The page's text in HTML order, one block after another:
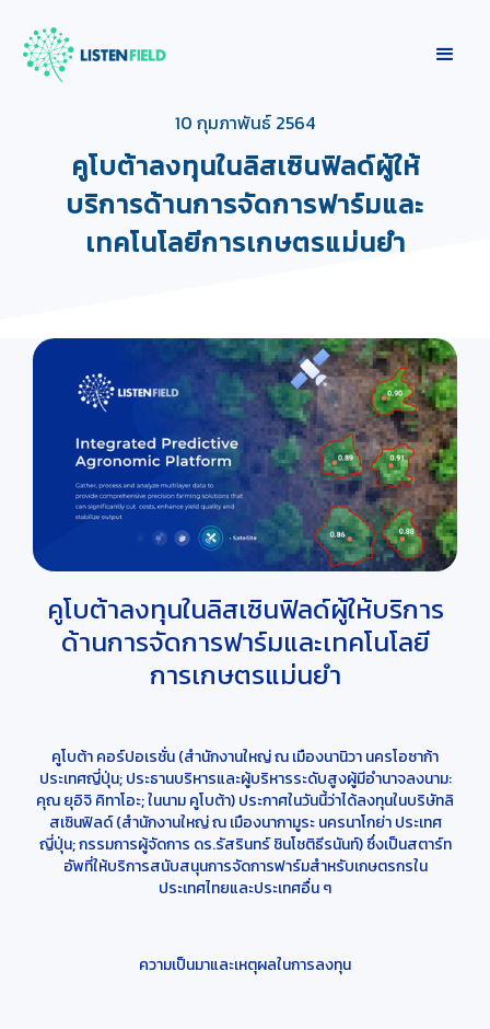
10 กุมภาพันธ์ 2564
คูโบต้าลงทุนในลิสเซินฟิลด์ผู้ให้
บริการด้านการจัดการฟาร์มและ
เทคโนโลยีการเกษตรแม่นยำ
คูโบต้าลงทุนในลิสเซินฟิลด์ผู้ให้บริการ
ด้านการจัดการฟาร์มและเทคโนโลยี
การเกษตรแม่นยำ
คูโบต้า คอร์ปอเรชั่น (สำนักงานใหญ่ ณ เมืองนานิวา นครโอซาก้า
ประเทศญี่ปุ่น; ประธานบริหารและผู้บริหารระดับสูงผู้มีอำนาจลงนาม:
คุณ ยุอิจิ คิทาโอะ; ในนาม คูโบต้า) ประกาศในวันนี้ว่าได้ลงทุนในบริษัทลิ
สเซินฟิลด์ (สำนักงานใหญ่ ณ เมืองนากามูระ นครนาโกย่า ประเทศ
ญี่ปุ่น; กรรมการผู้จัดการ ดร.รัสรินทร์ ชินโชติธีรนันท์) ซึ่งเป็นสตาร์ท
อัพที่ให้บริการสนับสนุนการจัดการฟาร์มสำหรับเกษตรกรใน
ประเทศไทยและประเทศอื่น ๆ
ความเป็นมาและเหตุผลในการลงทุน